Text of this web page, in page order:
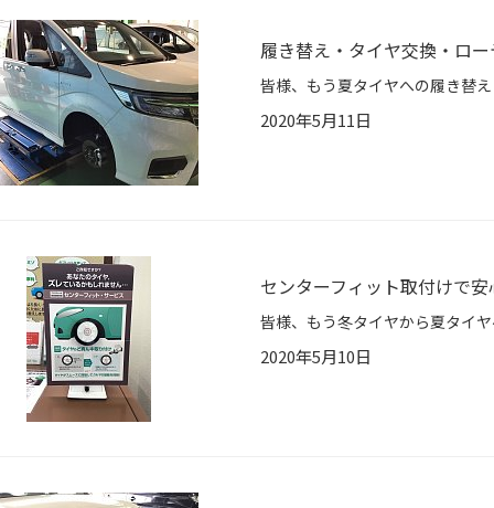
履き替え・タイヤ交換・ロ
2020年5月11日
センターフィット取付けで
2020年5月10日